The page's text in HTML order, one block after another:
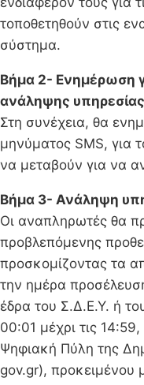
τοποθετηθούν στις
σύστημα.
Βήμα 2- Ενημέρωση
ανάληψης υπηρεσίας
Στη συνέχεια, θα
μηνύματος SMS, για
να μεταβούν για να
Βήμα 3- Ανάληψη
Οι αναπληρωτές θα
προβλεπόμενης
προσκομίζοντας τα
την ημέρα
έδρα του Σ.Δ.Ε.Υ. ή
00:01 μέχρι τις
Ψηφιακή Πύλη της
gov.gr),